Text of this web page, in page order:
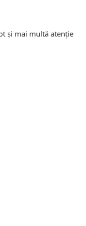
și mai multă atenție